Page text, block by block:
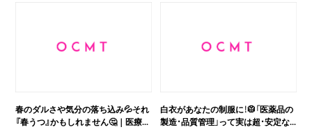
春のダルさや気分の落ち込み💦それ
『春うつ』かもしれません🤔｜医療...
白衣があなたの制服に！🥼「医薬品の
製造・品質管理」って実は超・安定な...